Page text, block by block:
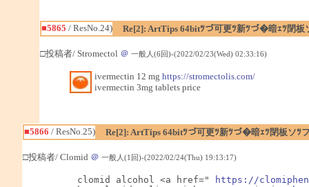
■5865 / ResNo.24) Re[2]: ArtTips 64bitﾂづ可更ﾂ新ﾂづ�暗ｪﾂ閉
□投稿者/ Stromectol ＠ 一般人(6回)-(2022/02/23(Wed) 02:33:16)
ivermectin 12 mg https://stromectolis.com/
ivermectin 3mg tablets price
■5866 / ResNo.25) Re[2]: ArtTips 64bitﾂづ可更ﾂ新ﾂづ�暗ｪﾂ閉板ソﾂ
□投稿者/ Clomid ＠ 一般人(1回)-(2022/02/24(Thu) 19:13:17)
clomid alcohol <a href="
https://